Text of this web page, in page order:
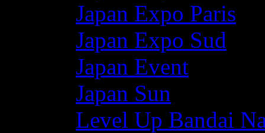
Japan Expo Paris
Japan Expo Sud
Japan Event
Japan Sun
Level Up Bandai